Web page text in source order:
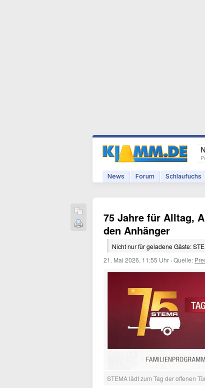
News Forum Schlaufuchs
75 Jahre für Alltag,
den Anhänger
Nicht nur für geladene Gäste:
21. Mai 2026, 11:55 Uhr ·Quelle:
STEMA lädt zum Tag der offenen